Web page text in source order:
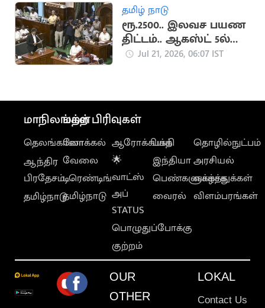
தமிழ் நாடு
ரூ.2500.. இலவச பயண
திட்டம்.. ஆகஸ்ட் 5ல்
வெளியாக வாய்ப்பு
Jul 21, 2026, 06:07 IST
மாநிலங்கள்
தெலங்கானா
ஆந்திர
பிரதேசம்
தமிழ்நாடு
மற்ற பிரிவுகள்
லோக்கல்
வேலை
டிரெண்டிங்
தமிழ்நாடு
ஆரோக்கியம்
🌟
வாட்ஸ்
அப்
STATUS
பொழுதுப்போக்கு
குற்றம்
பக்தி
இந்தியா
பெண்களுக்காக
வைரல்
தொழில்நுட்பம்
அரசியல்
வாழ்த்துக்கள்
விளம்பரங்கள்
OUR
OTHER
LOKAL
Contact Us